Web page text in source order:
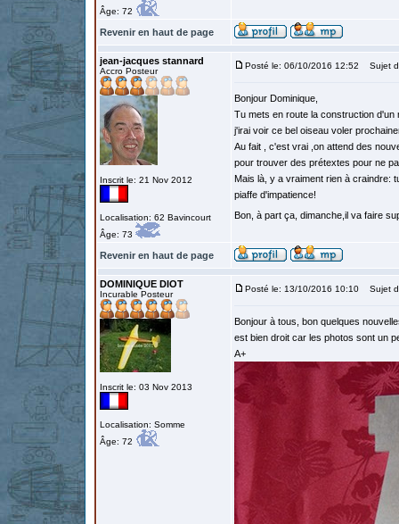
Âge: 72
Revenir en haut de page
jean-jacques stannard
Accro Posteur
Inscrit le: 21 Nov 2012
Localisation: 62 Bavincourt
Âge: 73
Posté le: 06/10/2016 12:52 Sujet
Bonjour Dominique,
Tu mets en route la construction d'un
j'irai voir ce bel oiseau voler
Au fait , c'est vrai ,on attend des
pour trouver des prétextes pour ne
Mais là, y a vraiment rien à craindre:
piaffe d'impatience!
Bon, à part ça, dimanche,il va faire
Revenir en haut de page
DOMINIQUE DIOT
Incurable Posteur
Inscrit le: 03 Nov 2013
Localisation: Somme
Âge: 72
Posté le: 13/10/2016 10:10 Sujet
Bonjour à tous, bon quelques
est bien droit car les photos sont un
A+